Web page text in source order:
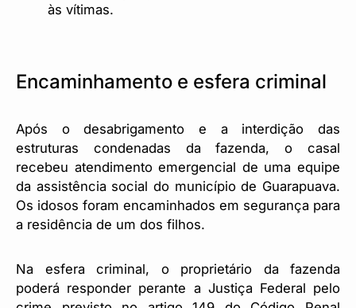
às vítimas.
Encaminhamento e esfera criminal
Após o desabrigamento e a interdição das
estruturas condenadas da fazenda, o casal
recebeu atendimento emergencial de uma equipe
da assistência social do município de Guarapuava.
Os idosos foram encaminhados em segurança para
a residência de um dos filhos.
Na esfera criminal, o proprietário da fazenda
poderá responder perante a Justiça Federal pelo